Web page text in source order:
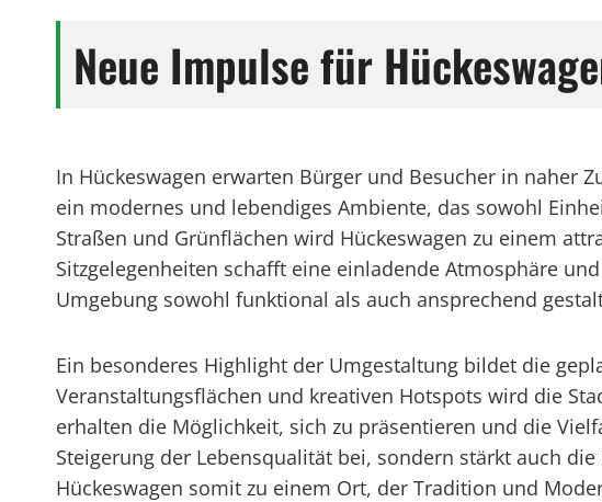
Neue Impulse für
In Hückeswagen erwarten Bürger und Besucher in naher
ein modernes und lebendiges Ambiente, das sowohl
Straßen und Grünflächen wird Hückeswagen zu einem
Sitzgelegenheiten schafft eine einladende Atmosphäre
Umgebung sowohl funktional als auch ansprechend
Ein besonderes Highlight der Umgestaltung bildet die
Veranstaltungsflächen und kreativen Hotspots wird die
erhalten die Möglichkeit, sich zu präsentieren und die
Steigerung der Lebensqualität bei, sondern stärkt auch
Hückeswagen somit zu einem Ort, der Tradition und